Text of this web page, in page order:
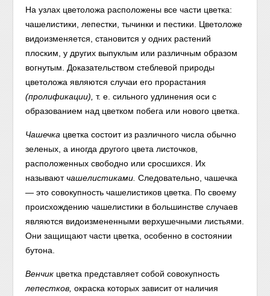
На узлах цветоложа расположены все части цветка:
чашелистики, лепестки, тычинки и пестики. Цветоложе
видоизменяется, становится у одних растений
плоским, у других выпуклым или различным образом
вогнутым. Доказательством стеблевой природы
цветоложа являются случаи его прорастания
(пролификации), т. е. сильного удлинения оси с
образованием над цветком побега или нового цветка.
Чашечка цветка состоит из различного числа обычно
зеленых, а иногда другого цвета листочков,
расположенных свободно или сросшихся. Их
называют чашелистиками. Следовательно, чашечка
— это совокупность чашелистиков цветка. По своему
происхождению чашелистики в большинстве случаев
являются видоизмененными верхушечными листьями.
Они защищают части цветка, особенно в состоянии
бутона.
Венчик цветка представляет собой совокупность
лепестков,окраска которых зависит от наличия